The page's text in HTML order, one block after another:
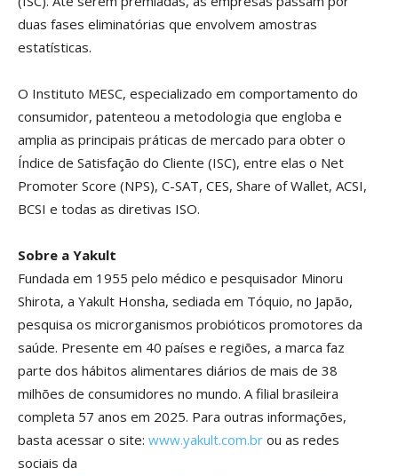
duas fases eliminatórias que envolvem amostras
estatísticas.
O Instituto MESC, especializado em comportamento do
consumidor, patenteou a metodologia que engloba e
amplia as principais práticas de mercado para obter o
Índice de Satisfação do Cliente (ISC), entre elas o Net
Promoter Score (NPS), C-SAT, CES, Share of Wallet, ACSI,
BCSI e todas as diretivas ISO.
Sobre a Yakult
Fundada em 1955 pelo médico e pesquisador Minoru
Shirota, a Yakult Honsha, sediada em Tóquio, no Japão,
pesquisa os microrganismos probióticos promotores da
saúde. Presente em 40 países e regiões, a marca faz
parte dos hábitos alimentares diários de mais de 38
milhões de consumidores no mundo. A filial brasileira
completa 57 anos em 2025. Para outras informações,
basta acessar o site: www.yakult.com.br ou as redes
sociais da